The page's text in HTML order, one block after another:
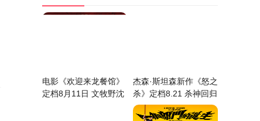
电影《欢迎来龙餐馆》
定档8月11日 文牧野沈
杰森·斯坦森新作《怒之
杀》定档8.21 杀神回归
解恨复仇全球